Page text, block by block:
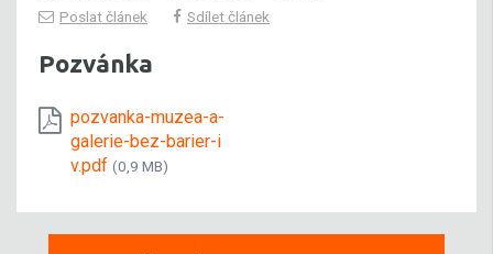
Poslat článek
Sdílet článek
Pozvánka
pozvanka-muzea-a-
galerie-bez-barier-i
v.pdf (0,9 MB)